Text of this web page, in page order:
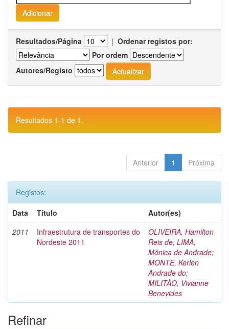
Resultados/Página | Ordenar registos por:
Por ordem
Autores/Registo
Resultados 1-1 de 1.
Anterior 1 Próxima
Registos:
Data
Título
Autor(es)
2011
Infraestrutura de transportes do
Nordeste 2011
OLIVEIRA, Hamilton
Reis de; LIMA,
Mônica de Andrade;
MONTE, Kerlen
Andrade do;
MILITÃO, Vivianne
Benevides
Refinar